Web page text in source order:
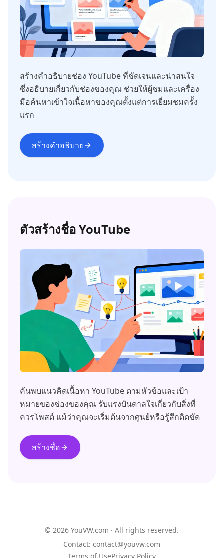
สร้างคำอธิบายช่อง YouTube ที่ชัดเจนและน่าสนใจ
ซึ่งอธิบายเกี่ยวกับช่องของคุณ ช่วยให้ผู้ชมและเครื่อง
มือค้นหาเข้าใจเนื้อหาของคุณตั้งแต่การเยี่ยมชมครั้ง
แรก
สร้างคำอธิบาย
ตัวสร้างชื่อ YouTube
ค้นพบแนวคิดเนื้อหา YouTube ตามหัวข้อและเป้า
หมายของช่องของคุณ รับแรงบันดาลใจเกี่ยวกับสิ่งที่
ควรโพสต์ แม้ว่าคุณจะเริ่มต้นจากศูนย์หรือรู้สึกติดขัด
สร้างชื่อ
© 2026 YouVW.com · All rights reserved.
Contact: contact@youvw.com